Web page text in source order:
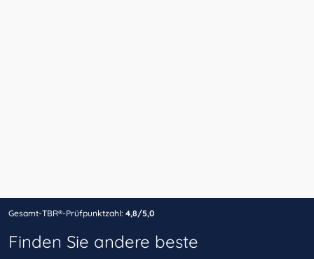
Gesamt-TBR®-Prüfpunktzahl: 4,8/5,0
Finden Sie andere beste